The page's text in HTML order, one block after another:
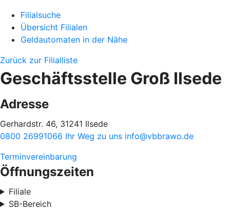
Filialsuche
Übersicht Filialen
Geldautomaten in der Nähe
Zurück zur Filialliste
Geschäftsstelle Groß Ilsede
Adresse
Gerhardstr. 46, 31241 Ilsede
0800 26991066 Ihr Weg zu uns info@vbbrawo.de
Terminvereinbarung
Öffnungszeiten
Filiale
SB-Bereich